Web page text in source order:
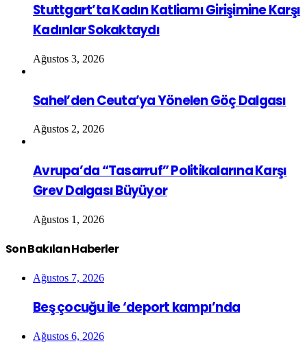
Stuttgart’ta Kadın Katliamı Girişimine Karşı
Kadınlar Sokaktaydı
Ağustos 3, 2026
Sahel’den Ceuta’ya Yönelen Göç Dalgası
Ağustos 2, 2026
Avrupa’da “Tasarruf” Politikalarına Karşı
Grev Dalgası Büyüyor
Ağustos 1, 2026
Son Bakılan Haberler
Ağustos 7, 2026
Beş çocuğu ile ‘deport kampı’nda
Ağustos 6, 2026